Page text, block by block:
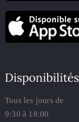
Disponibilités
Tous les jours de
9:30 à 18:00